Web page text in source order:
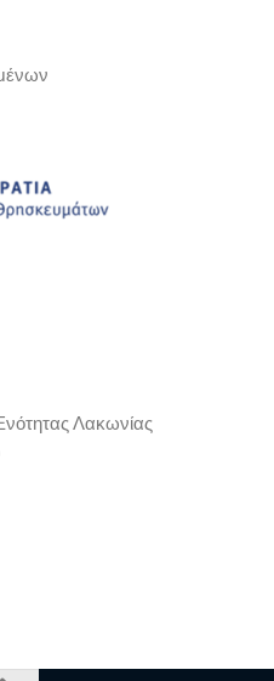
Λακωνίας